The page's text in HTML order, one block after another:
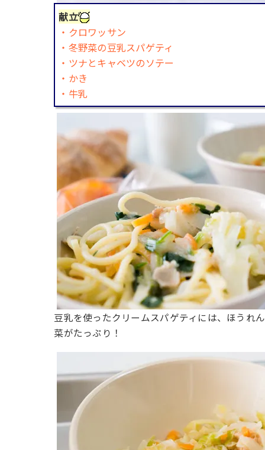
献立
・クロワッサン
・冬野菜の豆乳スパゲティ
・ツナとキャベツのソテー
・かき
・牛乳
豆乳を使ったクリームスパゲティには、ほうれ
菜がたっぷり！